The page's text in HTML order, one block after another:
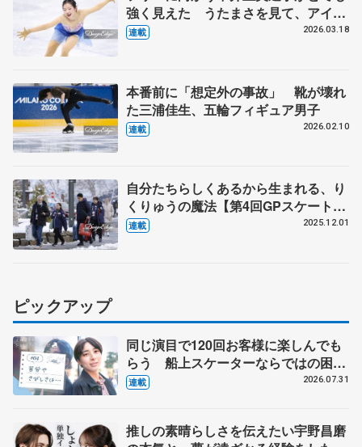
強く見えた うたまさを見て、アイス
ダンスをやる選手が出てきてほしい
連載 2026.03.18
本番前に「想定外の事故」 靴が壊れ
た三浦佳生、五輪フィギュア男子
連載 2026.02.10
自分たちらしくあるから生まれる、り
くりゅうの魔法【第4回GPスケートア
メリカ（下）】
連載 2025.12.01
ピックアップ
同じ演目で120回お客様に楽しんでも
らう 船上スケーターならではの困難
とは 影響あったPIW前キャプテン松
連載 2026.07.31
推しの素晴らしさを伝えたい宇野昌磨